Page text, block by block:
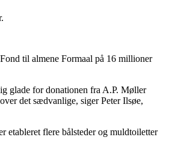
til almene Formaal på 16 millioner
glade for donationen fra A.P. Møller
det sædvanlige, siger Peter Ilsøe,
etableret flere bålsteder og muldtoiletter